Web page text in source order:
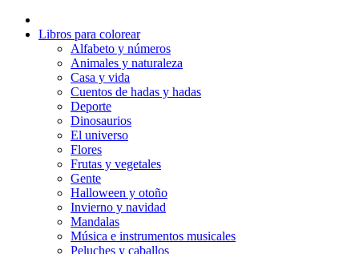
Libros para colorear
Alfabeto y números
Animales y naturaleza
Casa y vida
Cuentos de hadas y hadas
Deporte
Dinosaurios
El universo
Flores
Frutas y vegetales
Gente
Halloween y otoño
Invierno y navidad
Mandalas
Música e instrumentos musicales
Peluches y caballos